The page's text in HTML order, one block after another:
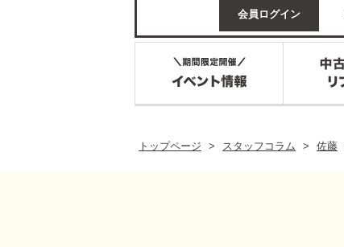
会員ログイン
トップページ
> スタッフコラム > 佐藤